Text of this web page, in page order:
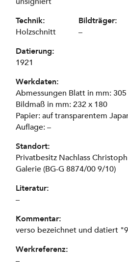
Technik:
Holzschnitt
Bildträger:
–
Datierung:
1921
Werkdaten:
Abmessungen Blatt in mm:
Bildmaß in mm: 232 x 180
Papier: auf transparentem
Auflage: –
Standort:
Privatbesitz Nachlass
Galerie (BG-G 8874/00 9/10)
Literatur:
–
Kommentar:
verso bezeichnet und datiert
Werkreferenz:
–